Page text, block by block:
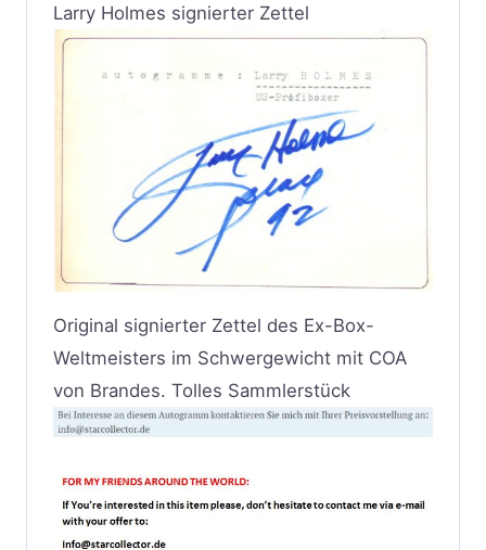
Larry Holmes signierter Zettel
Original signierter Zettel des Ex-Box-
Weltmeisters im Schwergewicht mit COA
von Brandes. Tolles Sammlerstück